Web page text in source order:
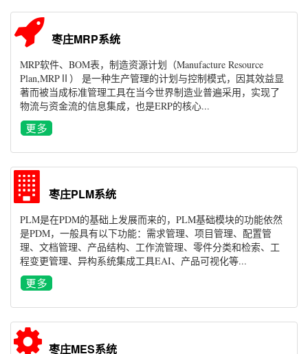
枣庄MRP系统
MRP软件、BOM表，制造资源计划（Manufacture Resource
Plan,MRPⅡ） 是一种生产管理的计划与控制模式，因其效益显
著而被当成标准管理工具在当今世界制造业普遍采用，实现了
物流与资金流的信息集成，也是ERP的核心...
枣庄PLM系统
PLM是在PDM的基础上发展而来的，PLM基础模块的功能依然
是PDM，一般具有以下功能：需求管理、项目管理、配置管
理、文档管理、产品结构、工作流管理、零件分类和检索、工
程变更管理、异构系统集成工具EAI、产品可视化等...
枣庄MES系统